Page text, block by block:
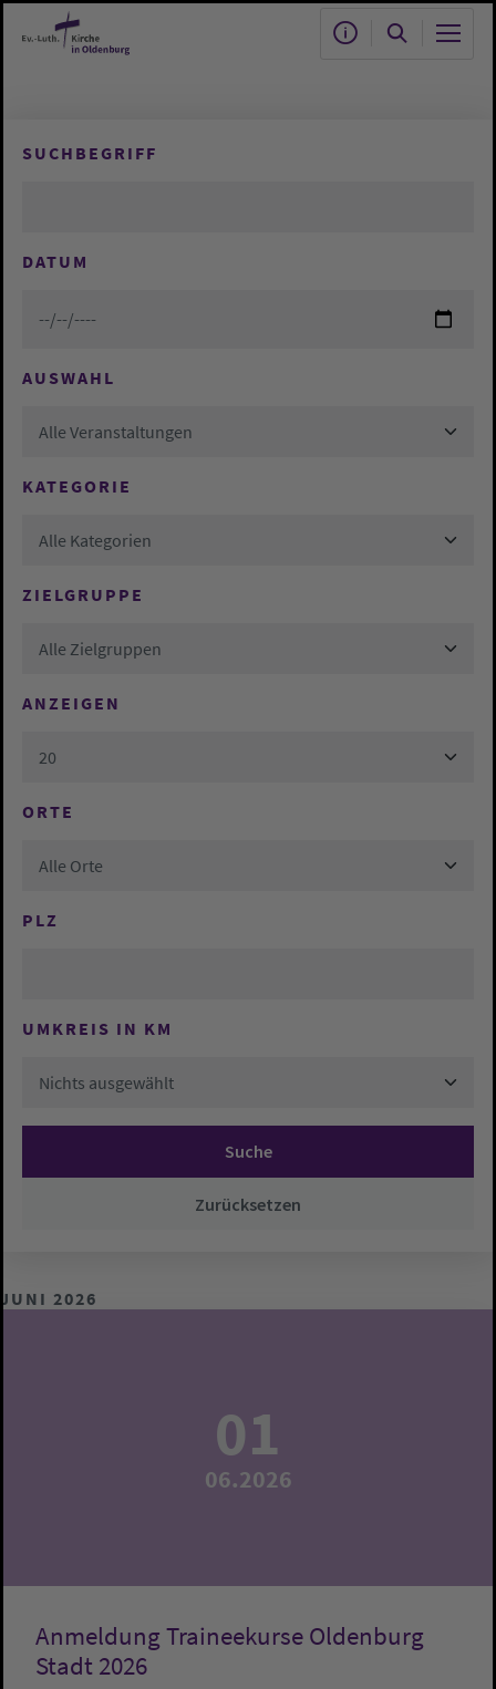
Zum Hauptinhalt springen
SUCHBEGRIFF
DATUM
AUSWAHL
Alle Veranstaltungen
KATEGORIE
Alle Kategorien
ZIELGRUPPE
Alle Zielgruppen
ANZEIGEN
20
ORTE
Alle Orte
PLZ
UMKREIS IN KM
Nichts ausgewählt
Suche
Zurücksetzen
JUNI 2026
01
06.2026
Anmeldung Traineekurse Oldenburg
Stadt 2026